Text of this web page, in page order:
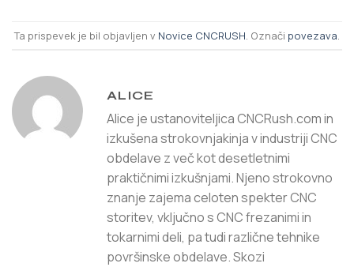
Ta prispevek je bil objavljen v Novice CNCRUSH . Označi povezava
ALICE
Alice je ustanoviteljica CNCRush.com in
izkušena strokovnjakinja v industriji CNC
obdelave z več kot desetletnimi
praktičnimi izkušnjami. Njeno strokovno
znanje zajema celoten spekter CNC
storitev, vključno s CNC frezanimi in
tokarnimi deli, pa tudi različne tehnike
površinske obdelave. Skozi